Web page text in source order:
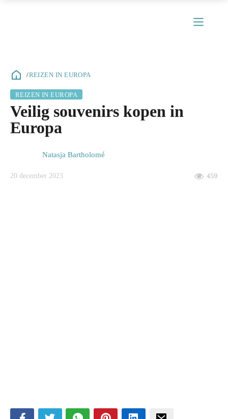
/REIZEN IN EUROPA
REIZEN IN EUROPA
Veilig souvenirs kopen in
Europa
Natasja Bartholomé
20 december 2023 459